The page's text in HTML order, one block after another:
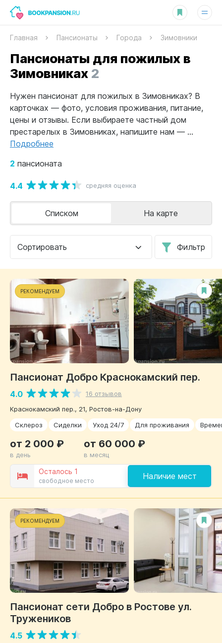
Главная Пансионаты Города Зимовники
Пансионаты для пожилых в
Зимовниках2
Нужен пансионат для пожилых в Зимовниках? В
карточках — фото, условия проживания, питание,
цены и отзывы. Если выбираете частный дом
престарелых в Зимовниках, напишите нам — ...
Подробнее
2 пансионата
4.4 средняя оценка
Сортировать Фильтр
Списком На карте
РЕКОМЕНДУЕМ
Пансионат Добро Краснокамский пер.
4.0
16 отзывов
Краснокамский пер., 21, Ростов-на-Дону
Склероз
Сиделки Уход 24/7 Для проживания
Осталось 1
свободное место Наличие мест
от 2 000 ₽
в день
от 60 000 ₽
в месяц
РЕКОМЕНДУЕМ
Пансионат сети Добро в Ростове ул.
Тружеников
4.5